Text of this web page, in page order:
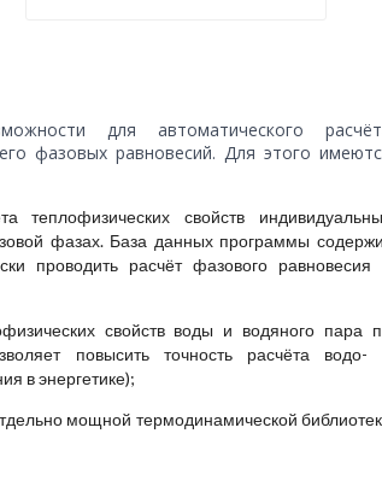
для автоматического
фазовых равновесий. Для этого
теплофизических свойств
фазах. База данных программы
проводить расчёт фазового равновесия
свойств воды и водяного пара
повысить точность расчёта водо-
в энергетике);
мощной термодинамической